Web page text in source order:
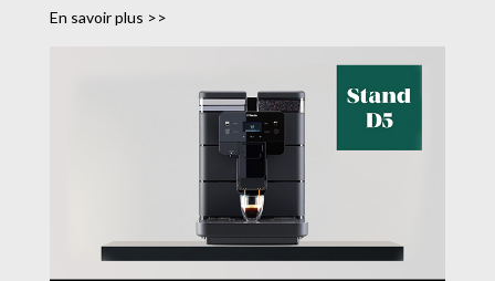
En savoir plus >>